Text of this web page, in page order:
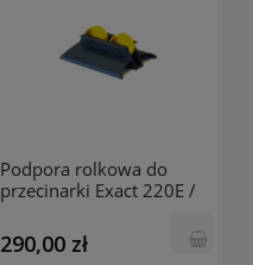
Podpora rolkowa do
przecinarki Exact 220E /
EXACT
290,00 zł